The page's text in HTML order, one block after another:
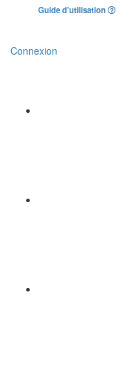
Guide d'utilisation
Connexion